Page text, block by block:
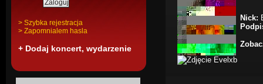
> Szybka rejestracja
> Zapomnialem hasla
+ Dodaj koncert, wydarzenie
Nick: